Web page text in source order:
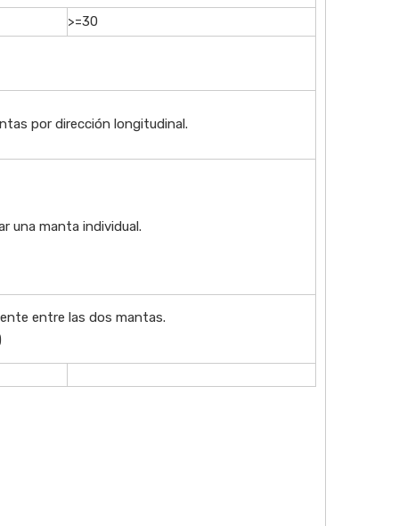
>=30
por dirección longitudinal.
una manta individual.
entre las dos mantas.